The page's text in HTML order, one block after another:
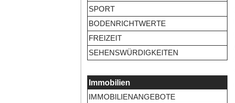
SPORT
BODENRICHTWERTE
FREIZEIT
SEHENSWÜRDIGKEITEN
Immobilien
IMMOBILIENANGEBOTE